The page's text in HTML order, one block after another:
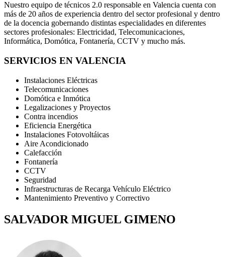
Nuestro equipo de técnicos 2.0 responsable en Valencia cuenta con
más de 20 años de experiencia dentro del sector profesional y dentro
de la docencia gobernando distintas especialidades en diferentes
sectores profesionales: Electricidad, Telecomunicaciones,
Informática, Domótica, Fontanería, CCTV y mucho más.
SERVICIOS EN VALENCIA
Instalaciones Eléctricas
Telecomunicaciones
Domótica e Inmótica
Legalizaciones y Proyectos
Contra incendios
Eficiencia Energética
Instalaciones Fotovoltáicas
Aire Acondicionado
Calefacción
Fontanería
CCTV
Seguridad
Infraestructuras de Recarga Vehículo Eléctrico
Mantenimiento Preventivo y Correctivo
SALVADOR MIGUEL GIMENO